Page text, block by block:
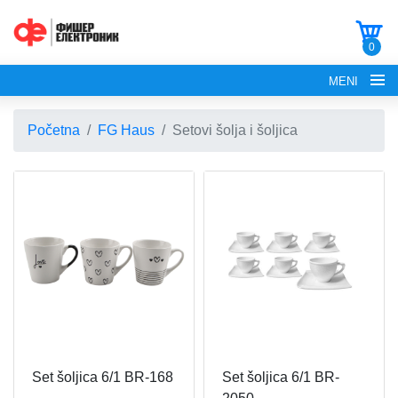
0
MENI
O NAMA
Početna FG Haus Setovi šolja i šoljica
Set šoljica 6/1 BR-168
Set šoljica 6/1 BR-